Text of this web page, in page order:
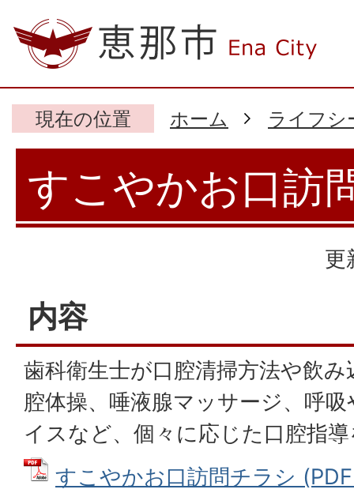
現在の位置 ホーム ライフシ
すこやかお口訪
更
内容
歯科衛生士が口腔清掃方法や飲
腔体操、唾液腺マッサージ、呼
イスなど、個々に応じた口腔指
すこやかお口訪問チラシ